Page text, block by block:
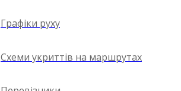
Графіки руху
Схеми укриттів на маршрутах